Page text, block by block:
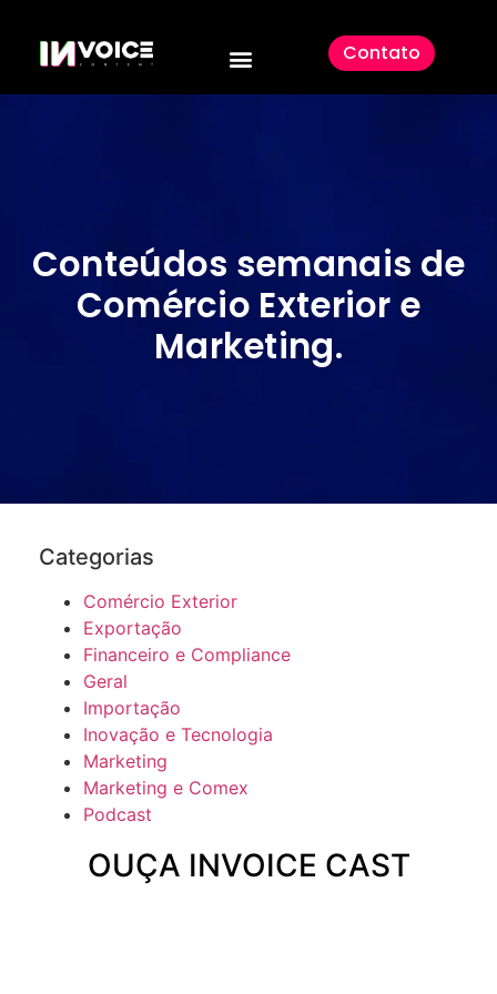
Contato
Conteúdos semanais de
Comércio Exterior e
Marketing.
Categorias
Comércio Exterior
Exportação
Financeiro e Compliance
Geral
Importação
Inovação e Tecnologia
Marketing
Marketing e Comex
Podcast
OUÇA INVOICE CAST